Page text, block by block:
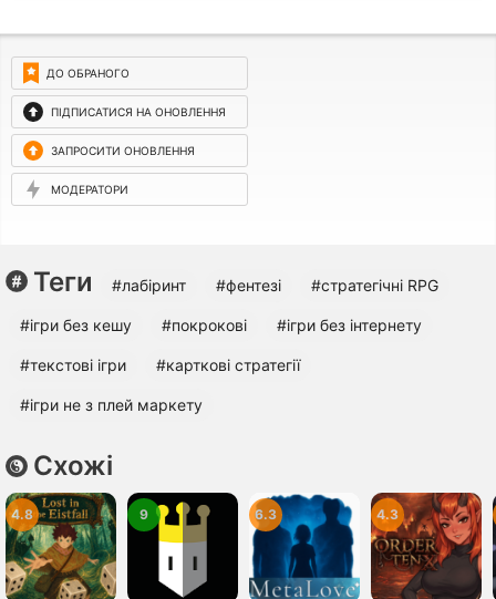
ДО ОБРАНОГО
ПІДПИСАТИСЯ НА ОНОВЛЕННЯ
ЗАПРОСИТИ ОНОВЛЕННЯ
МОДЕРАТОРИ
Теги #лабіринт #фентезі #стратегічні RPG
#ігри без кешу #покрокові #ігри без інтернету
#текстові ігри #карткові стратегії
#ігри не з плей маркету
Схожі
4.8 9 6.3 4.3